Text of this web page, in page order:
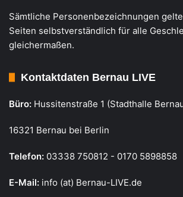
Sämtliche Personenbezeichnungen
Seiten selbstverständlich für alle
gleichermaßen.
Kontaktdaten Bernau LIVE
Büro: Hussitenstraße 1 (Stadthalle
16321 Bernau bei Berlin
Telefon: 03338 750812 - 0170 5898858
E-Mail: info (at) Bernau-LIVE.de